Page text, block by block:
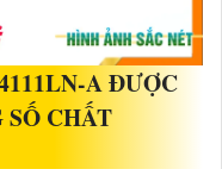
AĐƯỢC
CHẤT